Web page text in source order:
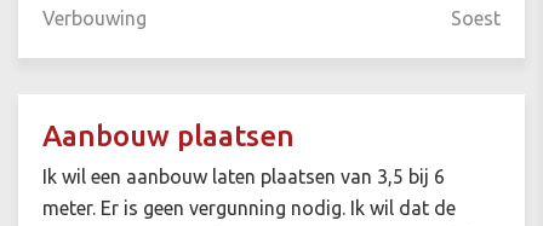
Verbouwing Soest
Aanbouw plaatsen
Ik wil een aanbouw laten plaatsen van 3,5 bij 6
meter. Er is geen vergunning nodig. Ik wil dat de